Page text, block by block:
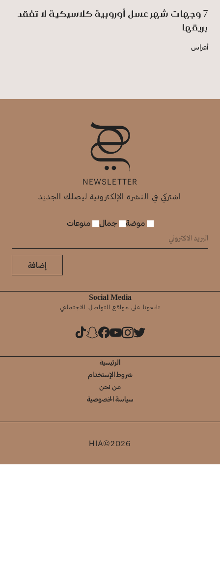
7 وجهات شهر عسل أوروبية كلاسيكية لا تفقد
بريقها
أعراس
NEWSLETTER
اشتركي في النشرة الإلكترونية ليصلك الجديد
موضة جمال منوعات
إضافة
Social Media
تابعونا على مواقع التواصل الاجتماعي
الرئيسية
شروط الإستخدام
من نحن
سياسة الخصوصية
HIA©2026